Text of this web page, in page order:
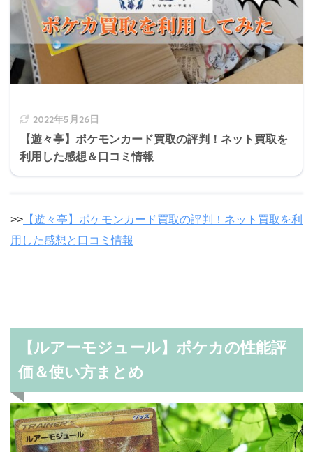
2022年5月26日
【遊々亭】ポケモンカード買取の評判！ネット買取を
利用した感想＆口コミ情報
>> 【遊々亭】ポケモンカード買取の評判！ネット買取を利
用した感想と口コミ情報
【ルアーモジュール】ポケカの性能評
価＆使い方まとめ